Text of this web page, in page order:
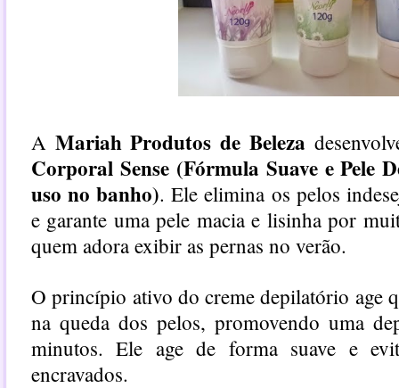
A Mariah Produtos de Beleza
Corporal Sense (Fórmula Suave e Pele
uso no banho). Ele elimina os pelos
e garante uma pele macia e lisinha por
quem adora exibir as pernas no verão.
O princípio ativo do creme depilatório age
na queda dos pelos, promovendo uma
minutos. Ele age de forma suave e
encravados.